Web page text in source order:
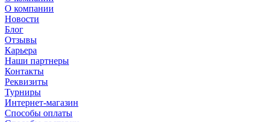
О компании
Новости
Блог
Отзывы
Карьера
Наши партнеры
Контакты
Реквизиты
Турниры
Интернет-магазин
Способы оплаты